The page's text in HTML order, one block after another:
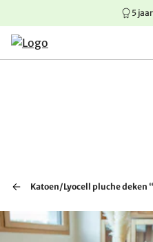
Springen naar hoofdinhoud
Springen naar hoofdnavigatie
Springen naar voettekst
5
Katoen/Lyocell pluche deken